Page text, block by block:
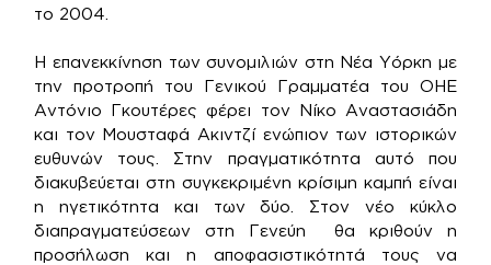
το 2004.
Η επανεκκίνηση των συνομιλιών στη Νέα Υόρκη με
την προτροπή του Γενικού Γραμματέα του ΟΗΕ
Αντόνιο Γκουτέρες φέρει τον Νίκο Αναστασιάδη
και τον Μουσταφά Ακιντζί ενώπιον των ιστορικών
ευθυνών τους. Στην πραγματικότητα αυτό που
διακυβεύεται στη συγκεκριμένη κρίσιμη καμπή είναι
η ηγετικότητα και των δύο. Στον νέο κύκλο
διαπραγματεύσεων στη Γενεύη θα κριθούν η
προσήλωση και η αποφασιστικότητά τους να